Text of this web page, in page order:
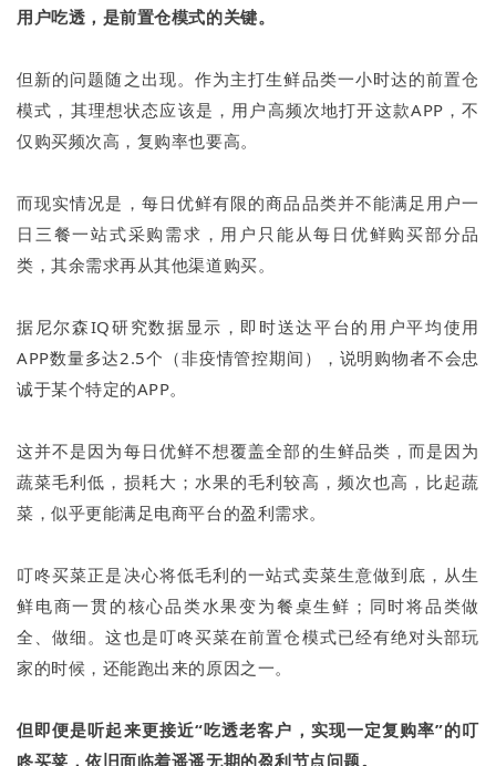
用户吃透，是前置仓模式的关键。
但新的问题随之出现。作为主打生鲜品类一小时达的前置仓
模式，其理想状态应该是，用户高频次地打开这款APP，不
仅购买频次高，复购率也要高。
而现实情况是，每日优鲜有限的商品品类并不能满足用户一
日三餐一站式采购需求，用户只能从每日优鲜购买部分品
类，其余需求再从其他渠道购买。
据尼尔森IQ研究数据显示，即时送达平台的用户平均使用
APP数量多达2.5个（非疫情管控期间），说明购物者不会忠
诚于某个特定的APP。
这并不是因为每日优鲜不想覆盖全部的生鲜品类，而是因为
蔬菜毛利低，损耗大；水果的毛利较高，频次也高，比起蔬
菜，似乎更能满足电商平台的盈利需求。
叮咚买菜正是决心将低毛利的一站式卖菜生意做到底，从生
鲜电商一贯的核心品类水果变为餐桌生鲜；同时将品类做
全、做细。这也是叮咚买菜在前置仓模式已经有绝对头部玩
家的时候，还能跑出来的原因之一。
但即便是听起来更接近“吃透老客户，实现一定复购率”的叮
咚买菜，依旧面临着遥遥无期的盈利节点问题。